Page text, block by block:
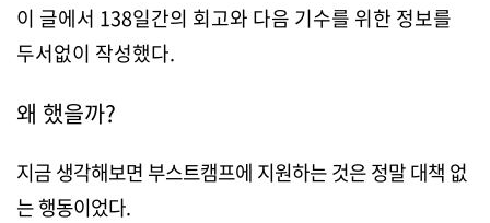
이 글에서 138일간의 회고와 다음 기수를 위한 정보를
두서없이 작성했다.
왜 했을까?
지금 생각해보면 부스트캠프에 지원하는 것은 정말 대책 없
는 행동이었다.